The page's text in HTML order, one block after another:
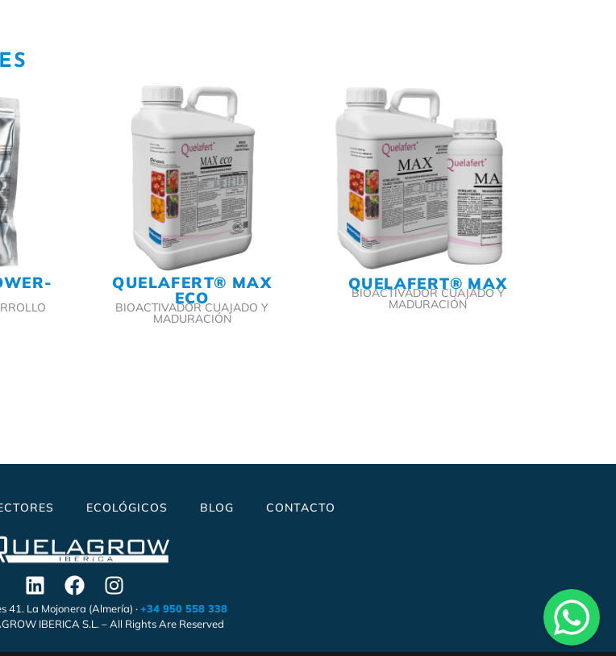
QUELAFERT® MAX
ECO
BIOACTIVADOR CUAJADO Y
MADURACIÓN
QUELAFERT® MAX
BIOACTIVADOR CUAJADO Y
MADURACIÓN
ECOLÓGICOS BLOG CONTACTO
41. La Mojonera (Almería) ·+34 950 558 338
IBERICA S.L. – All Rights Are Reserved